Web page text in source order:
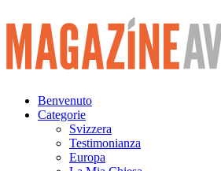
Vai
al
contenuto
Benvenuto
Categorie
Svizzera
Testimonianza
Europa